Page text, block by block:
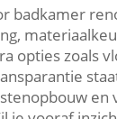
badkamer
opties zoals
en